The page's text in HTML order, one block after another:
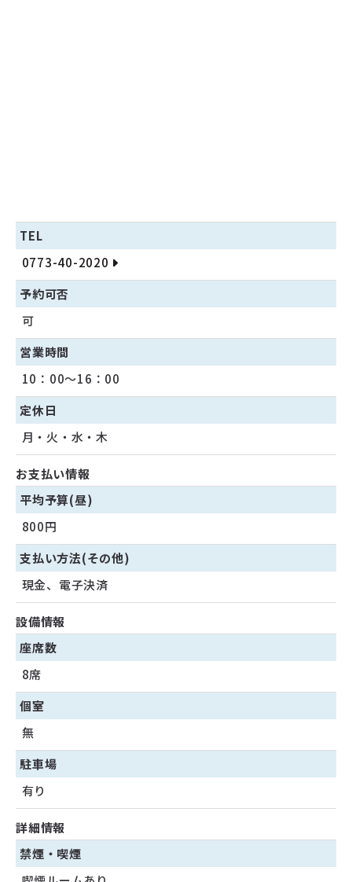
TEL
0773-40-2020
予約可否
可
営業時間
10：00～16：00
定休日
月・火・水・木
お支払い情報
平均予算(昼)
800円
支払い方法(その他)
現金、電子決済
設備情報
座席数
8席
個室
無
駐車場
有り
詳細情報
禁煙・喫煙